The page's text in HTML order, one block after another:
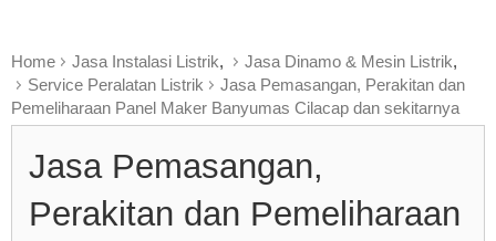
Home Jasa Instalasi Listrik, Jasa Dinamo & Mesin Listrik,
Service Peralatan Listrik
Jasa Pemasangan, Perakitan dan
Pemeliharaan Panel Maker Banyumas Cilacap dan sekitarnya
Jasa Pemasangan,
Perakitan dan Pemeliharaan